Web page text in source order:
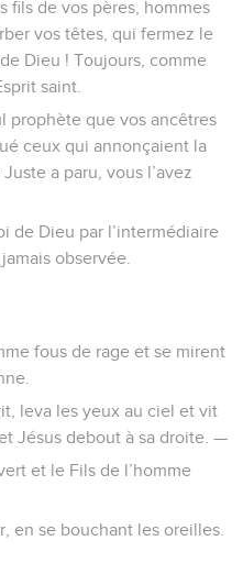
fils de vos pères, hommes
vos têtes, qui fermez le
Dieu ! Toujours, comme
saint.
prophète que vos ancêtres
ceux qui annonçaient la
a paru, vous l’avez
de Dieu par l’intermédiaire
observée.
fous de rage et se mirent
leva les yeux au ciel et vit
Jésus debout à sa droite. —
et le Fils de l’homme
en se bouchant les oreilles.